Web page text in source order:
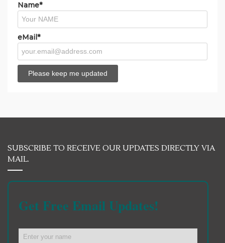
Name*
eMail*
SUBSCRIBE TO RECEIVE OUR UPDATES DIRECTLY VIA
MAIL.
Get Free Email Updates!